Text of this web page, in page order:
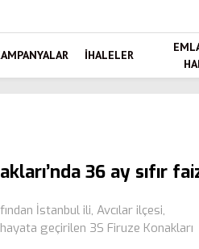
İHALELER
36 ay sıfır
İstanbul ili, Avcılar ilçesi,
geçirilen 3S Firuze Konakları